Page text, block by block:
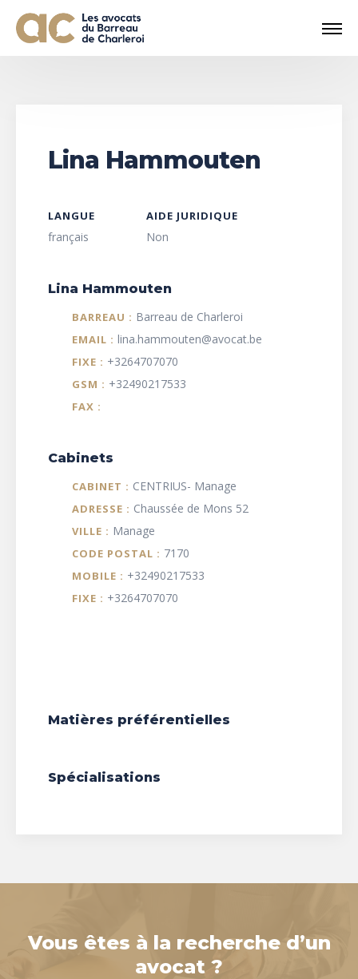
Lina Hammouten
LANGUE
français
AIDE JURIDIQUE
Non
Lina Hammouten
BARREAU : Barreau de Charleroi
EMAIL : lina.hammouten@avocat.be
FIXE : +3264707070
GSM : +32490217533
FAX :
Cabinets
CABINET : CENTRIUS- Manage
ADRESSE : Chaussée de Mons 52
VILLE : Manage
CODE POSTAL : 7170
MOBILE : +32490217533
FIXE : +3264707070
Matières préférentielles
Spécialisations
Vous êtes à la recherche d’un
avocat ?